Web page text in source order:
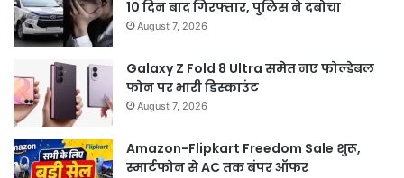
10 दिन बाद गिरफ्तार, पुलिस ने दबोचा
August 7, 2026
Galaxy Z Fold 8 Ultra समेत नए फोल्डेबल
फोन पर भारी डिस्काउंट
August 7, 2026
Amazon-Flipkart Freedom Sale शुरू,
स्मार्टफोन से AC तक बंपर ऑफर